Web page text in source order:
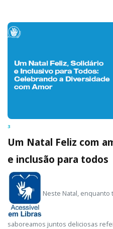
3
Um Natal Feliz com
e inclusão para todos
Neste Natal,
saboreamos juntos deliciosas